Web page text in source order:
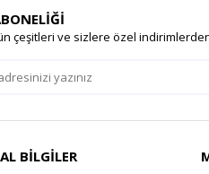
çeşitleri ve sizlere özel
BİLGİLER